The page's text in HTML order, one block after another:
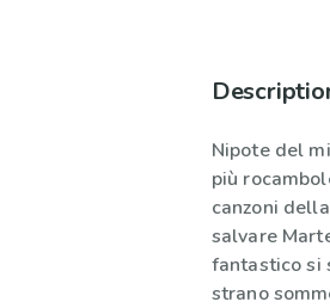
Nipote del
più
canzoni
salvare
fantastico si
strano